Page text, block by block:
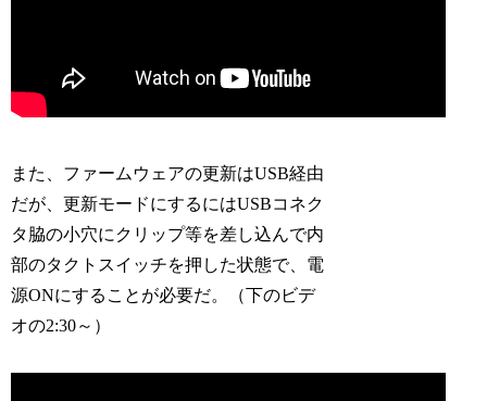
また、ファームウェアの更新はUSB経由
だが、更新モードにするにはUSBコネク
タ脇の小穴にクリップ等を差し込んで内
部のタクトスイッチを押した状態で、電
源ONにすることが必要だ。（下のビデ
オの2:30～）